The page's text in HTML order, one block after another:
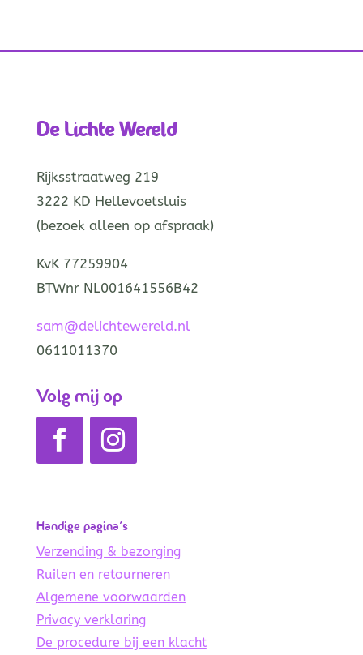
De Lichte Wereld
Rijksstraatweg 219
3222 KD Hellevoetsluis
(bezoek alleen op afspraak)
KvK 77259904
BTWnr NL001641556B42
sam@delichtewereld.nl
0611011370
Volg mij op
Handige pagina’s
Verzending & bezorging
Ruilen en retourneren
Algemene voorwaarden
Privacy verklaring
De procedure bij een klacht